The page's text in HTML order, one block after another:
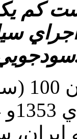
اواخر سال
بود.